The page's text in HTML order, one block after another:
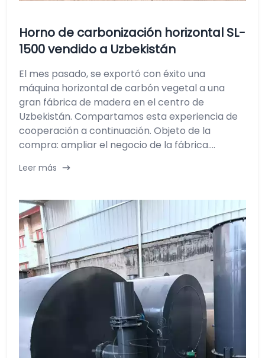
Horno de carbonización horizontal SL-
1500 vendido a Uzbekistán
El mes pasado, se exportó con éxito una
máquina horizontal de carbón vegetal a una
gran fábrica de madera en el centro de
Uzbekistán. Compartamos esta experiencia de
cooperación a continuación. Objeto de la
compra: ampliar el negocio de la fábrica....
Leer más